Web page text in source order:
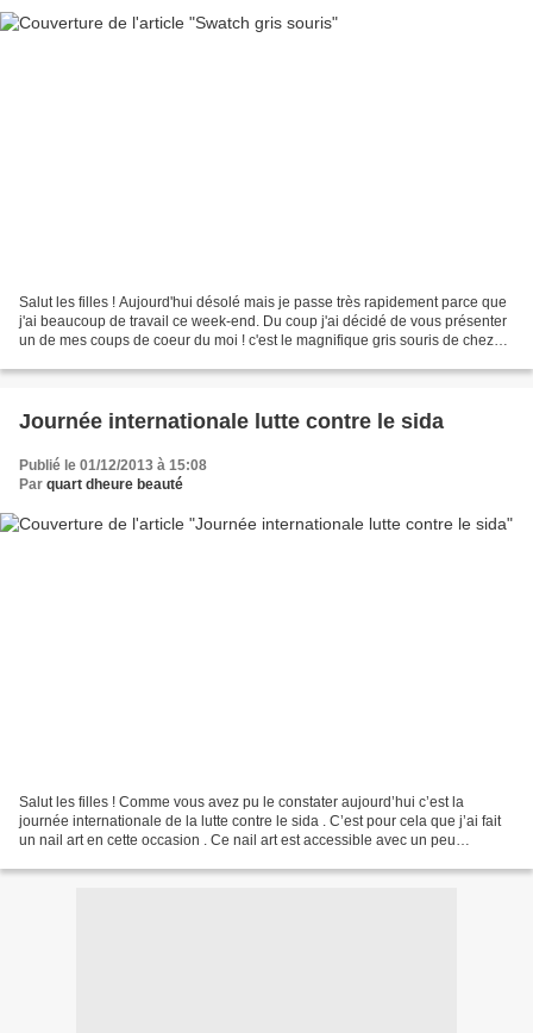
Salut les filles ! Aujourd'hui désolé mais je passe très rapidement parce que
j'ai beaucoup de travail ce week-end. Du coup j'ai décidé de vous présenter
un de mes coups de coeur du moi ! c'est le magnifique gris souris de chez
Journée internationale lutte contre le sida
Publié le 01/12/2013 à 15:08
Par quart dheure beauté
Salut les filles ! Comme vous avez pu le constater aujourd’hui c’est la
journée internationale de la lutte contre le sida . C’est pour cela que j’ai fait
un nail art en cette occasion . Ce nail art est accessible avec un peu